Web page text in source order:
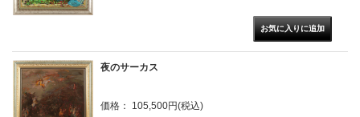
夜のサーカス
価格： 105,500円(税込)